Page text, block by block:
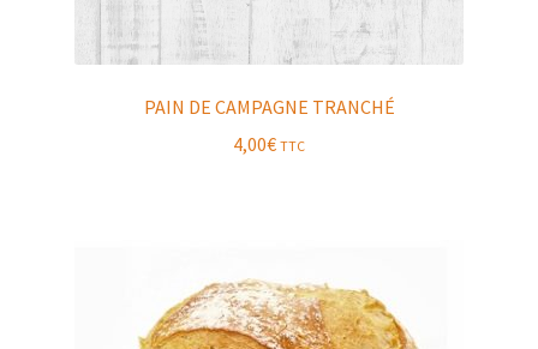
PAIN DE CAMPAGNE TRANCHÉ
4,00€ TTC